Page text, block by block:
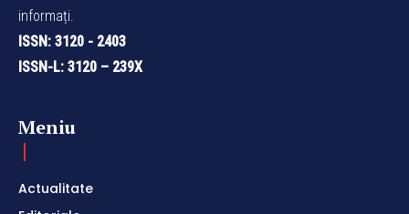
informați.
ISSN: 3120 - 2403
ISSN-L: 3120 – 239X
Meniu
Actualitate